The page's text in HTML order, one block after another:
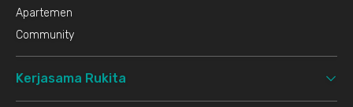
Apartemen
Community
Kerjasama Rukita